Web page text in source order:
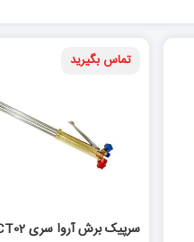
تماس بگیرید
20 %